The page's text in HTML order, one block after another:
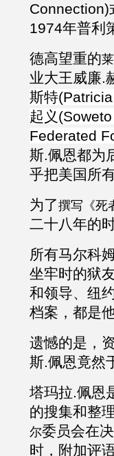
Connection)
1974年普利
德高望重的
业大王威廉.
斯特
起义
Federated
斯.佩恩都为
乎把美国所
为了撰写《死
二十八年的
所有马尔科
坐牢时的狱友
和领导、纽
档案，都是
遗憾的是，
斯.佩恩竟然
塔玛拉.佩恩
的搜集和整理
尔委员会在
时，附加评